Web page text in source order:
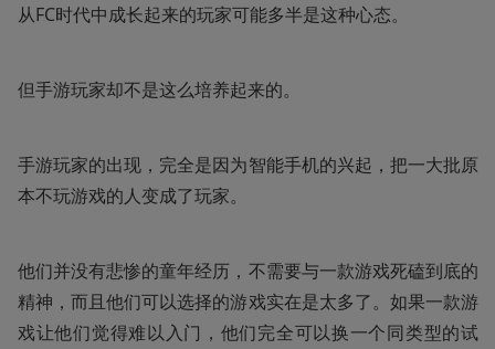
从FC时代中成长起来的玩家可能多半是这种心态。
但手游玩家却不是这么培养起来的。
手游玩家的出现，完全是因为智能手机的兴起，把一大批原
本不玩游戏的人变成了玩家。
他们并没有悲惨的童年经历，不需要与一款游戏死磕到底的
精神，而且他们可以选择的游戏实在是太多了。如果一款游
戏让他们觉得难以入门，他们完全可以换一个同类型的试